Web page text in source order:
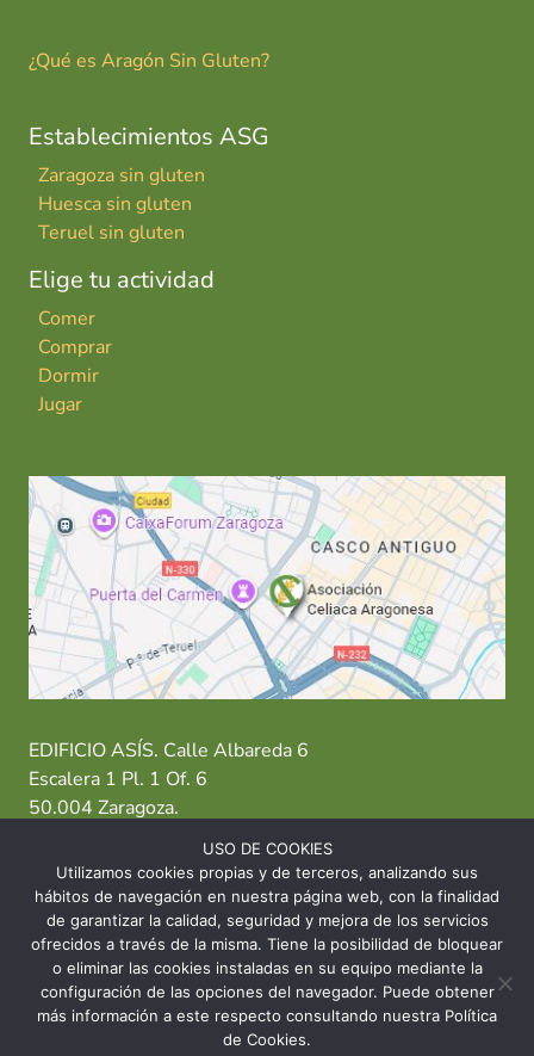
¿Qué es Aragón Sin Gluten?
Establecimientos ASG
Zaragoza sin gluten
Huesca sin gluten
Teruel sin gluten
Elige tu actividad
Comer
Comprar
Dormir
Jugar
EDIFICIO ASÍS. Calle Albareda 6
Escalera 1 Pl. 1 Of. 6
50.004 Zaragoza.
T: 976 484 949 M: 635 638 563
Sede Zaragoza·Sede Huesca· Sede Teruel
© 2026 Asociación Celíaca Aragonesa
USO DE COOKIES
Utilizamos cookies propias y de terceros, analizando sus
hábitos de navegación en nuestra página web, con la finalidad
de garantizar la calidad, seguridad y mejora de los servicios
ofrecidos a través de la misma. Tiene la posibilidad de bloquear
o eliminar las cookies instaladas en su equipo mediante la
configuración de las opciones del navegador. Puede obtener
más información a este respecto consultando nuestra Política
de Cookies.